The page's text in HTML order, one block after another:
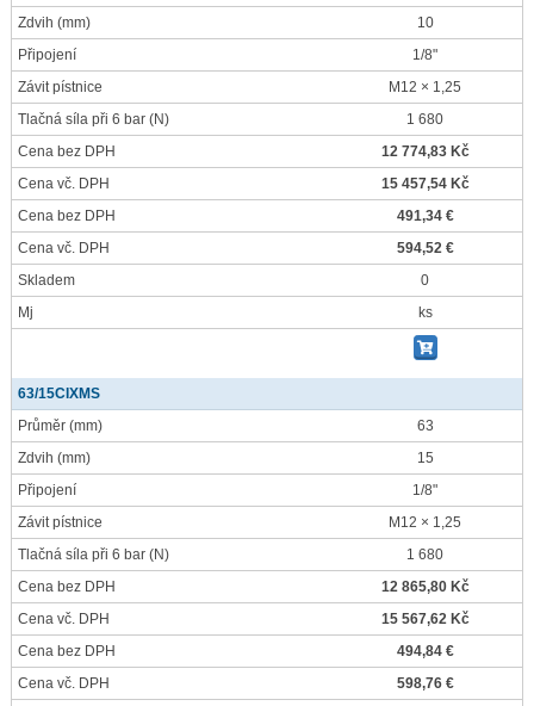
Zdvih (mm)
10
Připojení
1/8"
Závit pístnice
M12 × 1,25
Tlačná síla při 6 bar (N)
1 680
Cena bez DPH
12 774,83 Kč
Cena vč. DPH
15 457,54 Kč
Cena bez DPH
491,34 €
Cena vč. DPH
594,52 €
Skladem
0
Mj
ks
63/15CIXMS
Průměr (mm)
63
Zdvih (mm)
15
Připojení
1/8"
Závit pístnice
M12 × 1,25
Tlačná síla při 6 bar (N)
1 680
Cena bez DPH
12 865,80 Kč
Cena vč. DPH
15 567,62 Kč
Cena bez DPH
494,84 €
Cena vč. DPH
598,76 €